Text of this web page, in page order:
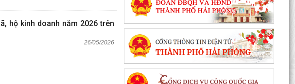
hộ kinh doanh năm 2026 trên
26/05/2026